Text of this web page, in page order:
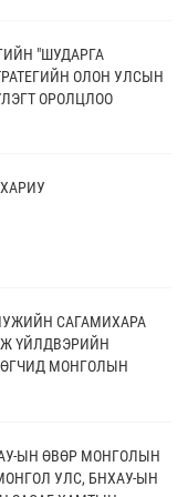
БИЗНЕС АЯЛАЛ
"ШУДАРГА
ОЛОН УЛСЫН
ОРОЛЦЛОО
САГАМИХАРА
ҮЙЛДВЭРИЙН
МОНГОЛЫН
АЖ ҮЙЛДВЭРИЙН
ЫН ӨВӨР МОНГОЛЫН
УЛС, БНХАУ-ЫН